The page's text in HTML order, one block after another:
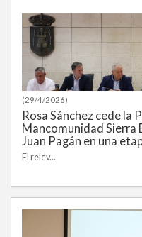
(29/4/2026)
Rosa Sánchez cede la
Mancomunidad Sierra
Juan Pagán en una
El relev...